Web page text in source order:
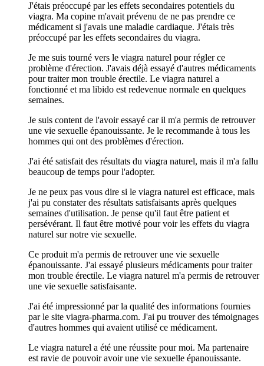
J'étais préoccupé par les effets secondaires potentiels du
viagra. Ma copine m'avait prévenu de ne pas prendre ce
médicament si j'avais une maladie cardiaque. J'étais très
préoccupé par les effets secondaires du viagra.
Je me suis tourné vers le viagra naturel pour régler ce
problème d'érection. J'avais déjà essayé d'autres médicaments
pour traiter mon trouble érectile. Le viagra naturel a
fonctionné et ma libido est redevenue normale en quelques
semaines.
Je suis content de l'avoir essayé car il m'a permis de retrouver
une vie sexuelle épanouissante. Je le recommande à tous les
hommes qui ont des problèmes d'érection.
J'ai été satisfait des résultats du viagra naturel, mais il m'a fallu
beaucoup de temps pour l'adopter.
Je ne peux pas vous dire si le viagra naturel est efficace, mais
j'ai pu constater des résultats satisfaisants après quelques
semaines d'utilisation. Je pense qu'il faut être patient et
persévérant. Il faut être motivé pour voir les effets du viagra
naturel sur notre vie sexuelle.
Ce produit m'a permis de retrouver une vie sexuelle
épanouissante. J'ai essayé plusieurs médicaments pour traiter
mon trouble érectile. Le viagra naturel m'a permis de retrouver
une vie sexuelle satisfaisante.
J'ai été impressionné par la qualité des informations fournies
par le site viagra-pharma.com. J'ai pu trouver des témoignages
d'autres hommes qui avaient utilisé ce médicament.
Le viagra naturel a été une réussite pour moi. Ma partenaire
est ravie de pouvoir avoir une vie sexuelle épanouissante.